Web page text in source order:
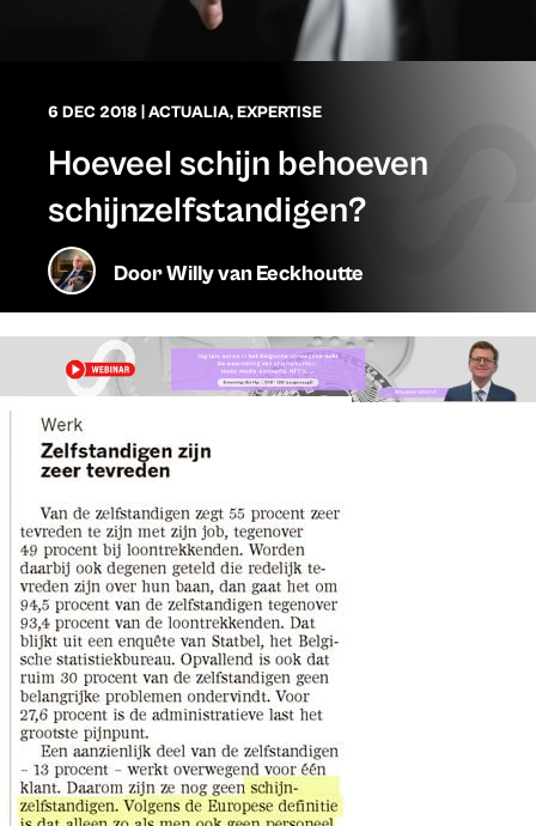
6 DEC 2018 ACTUALIA,EXPERTISE
Hoeveel schijn behoeven
schijnzelfstandigen?
DoorWilly van Eeckhoutte